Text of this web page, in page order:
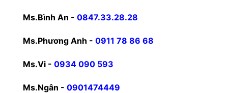
Ms.Bình An - 0847.33.28.28
Ms.Phương Anh - 0911 78 86 68
Ms.Vi - 0934 090 593
Ms.Ngân - 0901474449